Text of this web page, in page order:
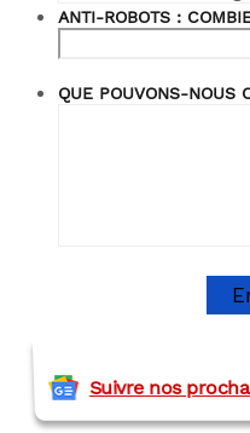
ANTI-ROBOTS :
QUE POUVONS-NOUS
Suivre nos